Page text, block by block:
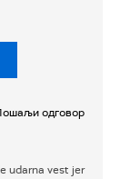
одговор
udarna vest jer